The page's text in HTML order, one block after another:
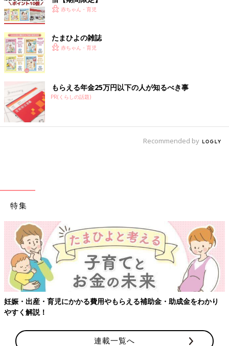
赤ちゃん・育児
たまひよの雑誌
赤ちゃん・育児
もらえる年金25万円以下の人が知るべき事
PR(くらしの話題)
Recommended by
特集
【ワクチン接種できるものも】妊婦の感染症対策、知っておいて！
連載一覧へ